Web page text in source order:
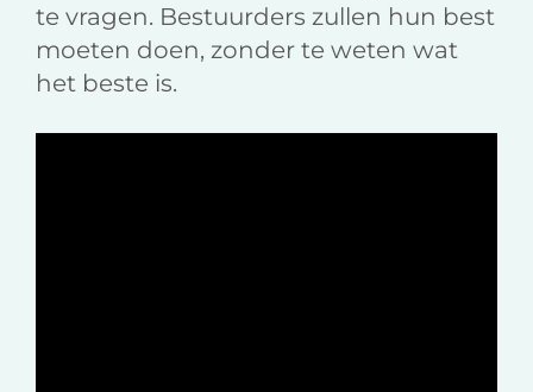
te vragen. Bestuurders zullen hun best
moeten doen, zonder te weten wat
het beste is.